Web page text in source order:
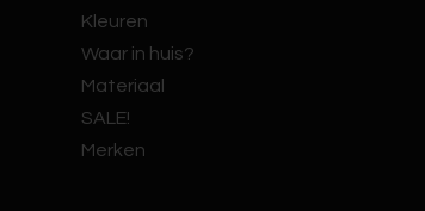
Kleuren
Waar in huis?
Materiaal
SALE!
Merken